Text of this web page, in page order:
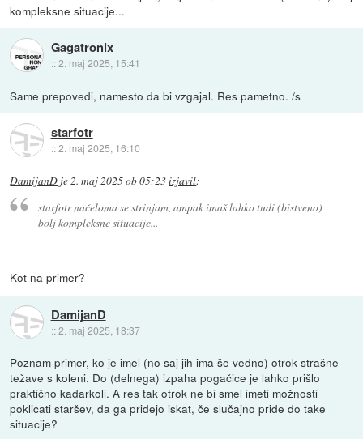
kompleksne situacije...
Gagatronix
::2. maj 2025, 15:41
Same prepovedi, namesto da bi vzgajal. Res pametno. /s
starfotr
::2. maj 2025, 16:10
DamijanD je2. maj 2025 ob 05:23izjavil:
starfotr načeloma se strinjam, ampak imaš lahko tudi (bistveno)
bolj kompleksne situacije...
Kot na primer?
DamijanD
::2. maj 2025, 18:37
Poznam primer, ko je imel (no saj jih ima še vedno) otrok strašne
težave s koleni. Do (delnega) izpaha pogačice je lahko prišlo
praktično kadarkoli. A res tak otrok ne bi smel imeti možnosti
poklicati staršev, da ga pridejo iskat, če slučajno pride do take
situacije?